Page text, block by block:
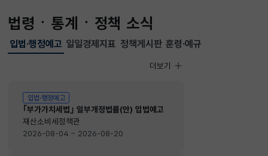
법령ㆍ통계ㆍ정책 소식
입법·행정예고
선택됨
입법·행정예고
입법·행정예고
｢부가가치세법｣ 일부개정법률(안) 입법예고
재산소비세정책관
2026-08-04 ~ 2026-08-20
입법·행정예고
더보기
일일경제지표 정책게시판 훈령·예규